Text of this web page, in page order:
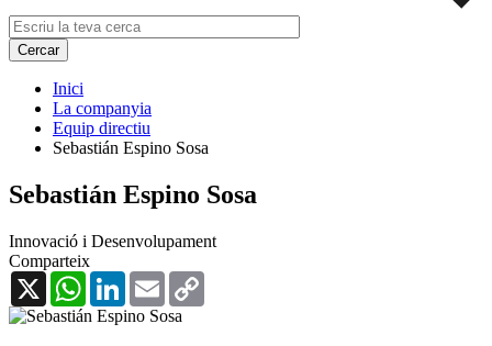
Inici
La companyia
Equip directiu
Sebastián Espino Sosa
Sebastián Espino Sosa
Innovació i Desenvolupament
Comparteix
X
WhatsAppLinkedInEmail